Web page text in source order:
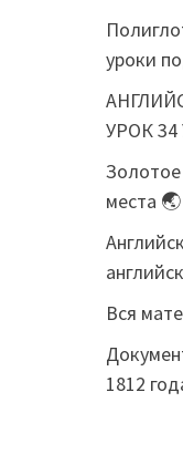
уроки
УРОК
Золотое
места
Вся
1812